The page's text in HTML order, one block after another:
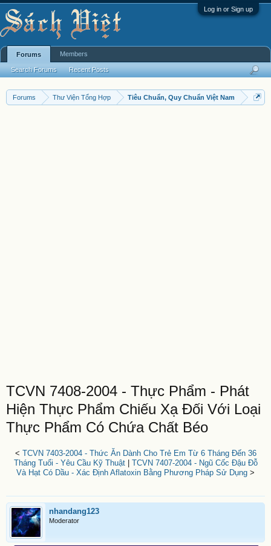
Log in or Sign up
Forums Thư Viện Tổng Hợp Tiêu Chuẩn, Quy Chuẩn Việt Nam
TCVN 7408-2004 - Thực Phẩm - Phát
Hiện Thực Phẩm Chiếu Xạ Đối Với Loại
Thực Phẩm Có Chứa Chất Béo
< TCVN 7403-2004 - Thức Ăn Dành Cho Trẻ Em Từ 6 Tháng Đến 36
Tháng Tuổi - Yêu Cầu Kỹ Thuật| TCVN 7407-2004 - Ngũ Cốc Đậu Đỗ
Và Hạt Có Dầu - Xác Định Aflatoxin Bằng Phương Pháp Sử Dụng >
nhandang123
Moderator
Forums
Search Forums Recent Posts
Members